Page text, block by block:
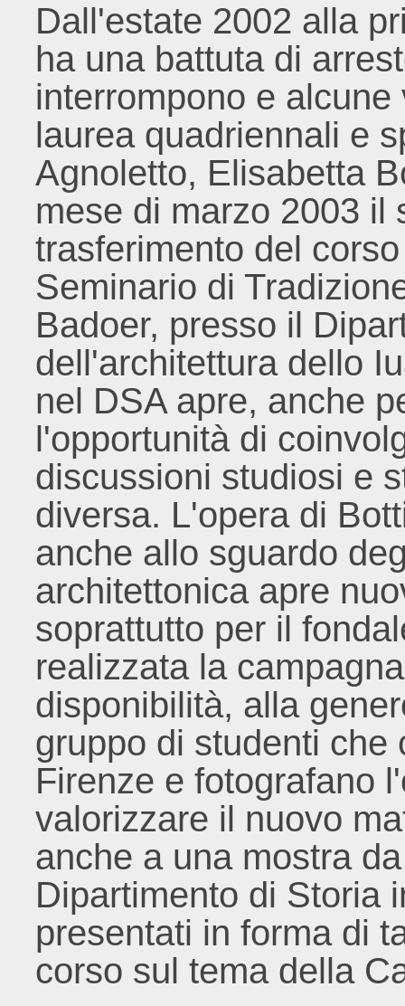
Dall'estate 2002 alla
ha una battuta di
interrompono e
laurea quadriennali e
Agnoletto, Elisabetta
mese di marzo 2003 il
trasferimento del
Seminario di
Badoer, presso il
dell'architettura dello
nel DSA apre, anche
l'opportunità di
discussioni studiosi e
diversa. L'opera di
anche allo sguardo
architettonica apre
soprattutto per il
realizzata la
disponibilità, alla
gruppo di studenti che
Firenze e fotografano
valorizzare il nuovo
anche a una mostra
Dipartimento di Storia
presentati in forma di
corso sul tema della